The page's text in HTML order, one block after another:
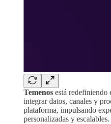
Temenos está redefiniendo
integrar datos, canales y
plataforma, impulsando
personalizadas y escalables.